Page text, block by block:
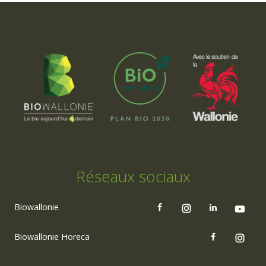
Réseaux sociaux
Biowallonie
Biowallonie Horeca